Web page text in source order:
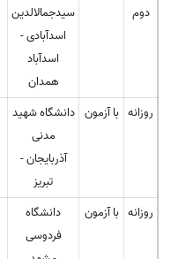
دوم
سیدجمالالدین
اسدآبادی -
اسدآباد
همدان
روزانه با آزمون دانشگاه شهید
مدنی
آذربایجان -
تبریز
روزانه با آزمون
دانشگاه
فردوسی